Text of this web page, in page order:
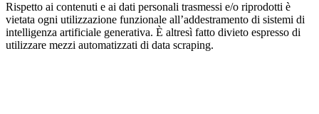
Rispetto ai contenuti e ai dati personali trasmessi e/o riprodotti è
vietata ogni utilizzazione funzionale all’addestramento di sistemi di
intelligenza artificiale generativa. È altresì fatto divieto espresso di
utilizzare mezzi automatizzati di data scraping.